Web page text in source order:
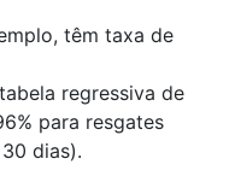
têm taxa de
regressiva de
para resgates
dias).